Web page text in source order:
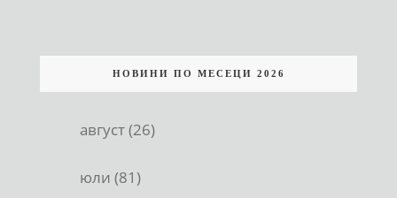
НОВИНИ ПО МЕСЕЦИ 2026
август (26)
юли (81)